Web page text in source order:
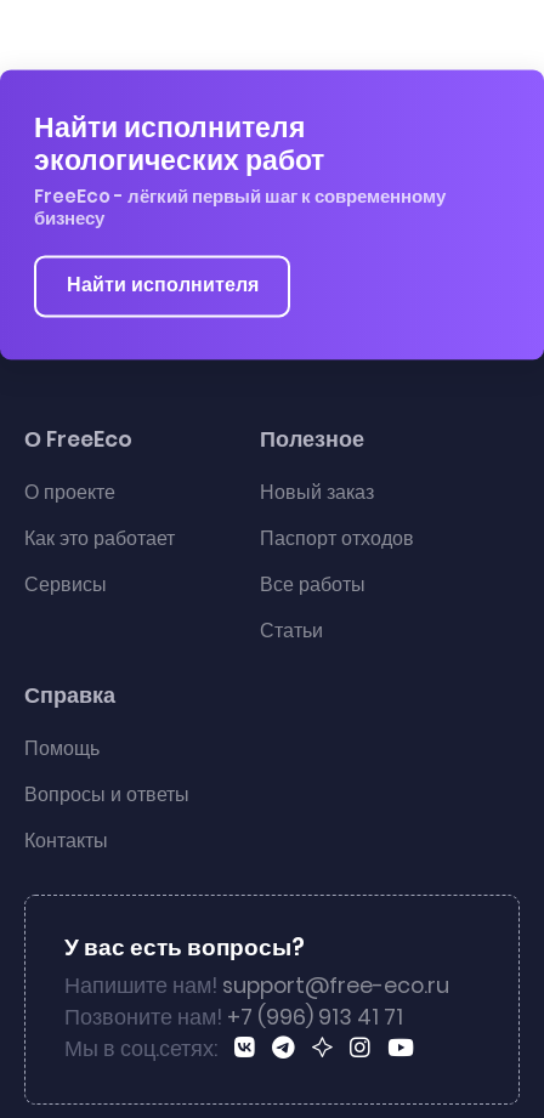
Найти исполнителя
экологических работ
FreeEco - лёгкий первый шаг к современному
бизнесу
Найти исполнителя
О FreeEco
О проекте
Как это работает
Сервисы
Полезное
Новый заказ
Паспорт отходов
Все работы
Статьи
Справка
Помощь
Вопросы и ответы
Контакты
У вас есть вопросы?
Напишите нам! support@free-eco.ru
Позвоните нам! +7 (996) 913 41 71
Мы в соц.сетях: